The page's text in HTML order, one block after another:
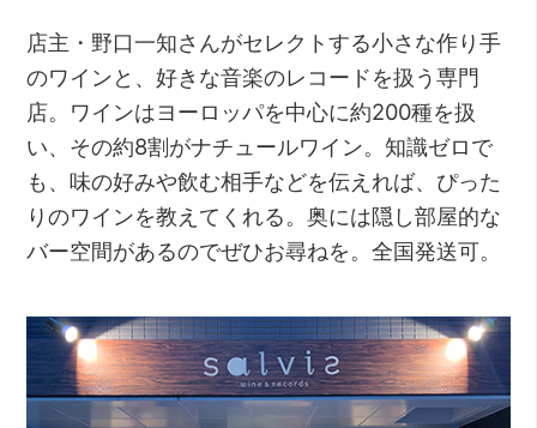
店主・野口一知さんがセレクトする小さな作り手
のワインと、好きな音楽のレコードを扱う専門
店。ワインはヨーロッパを中心に約200種を扱
い、その約8割がナチュールワイン。知識ゼロで
も、味の好みや飲む相手などを伝えれば、ぴった
りのワインを教えてくれる。奥には隠し部屋的な
バー空間があるのでぜひお尋ねを。全国発送可。